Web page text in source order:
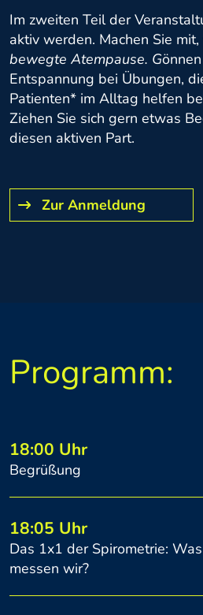
Im zweiten Teil der
aktiv werden. Machen Sie
bewegte Atempause. G
Entspannung bei Übungen,
Patienten* im Alltag helfen
Ziehen Sie sich gern etwas
diesen aktiven Part.
Zur Anmeldung
Programm:
18:00 Uhr
Begrüßung
18:05 Uhr
Das 1x1 der Spirometrie:
messen wir?